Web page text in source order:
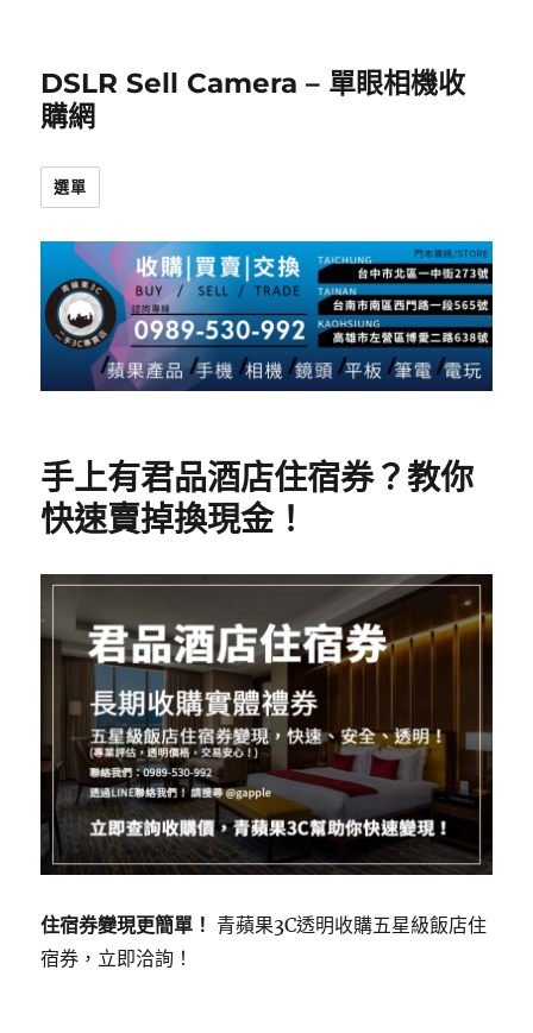
DSLR Sell Camera – 單眼相機收
購網
選單
手上有君品酒店住宿券？教你
快速賣掉換現金！
住宿券變現更簡單！ 青蘋果3C透明收購五星級飯店住
宿券，立即洽詢！